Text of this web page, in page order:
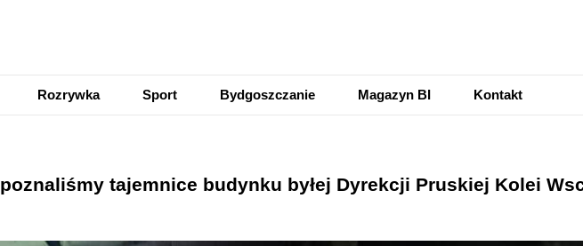
Rozrywka Sport Bydgoszczanie Magazyn BI Kontakt
tajemnice budynku byłej Dyrekcji Pruskiej Kolei